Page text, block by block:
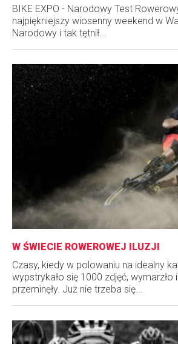
BIKE EXPO - Narodowy Test
najpiękniejszy wiosenny weekend w
Narodowy i tak tętnił...
W ŚWIECIE ROWEROWEJ ILUZJI
Czasy, kiedy w polowaniu na idealny
wypstrykało się 1000 zdjęć, wymarzło
przeminęły. Już nie trzeba się...